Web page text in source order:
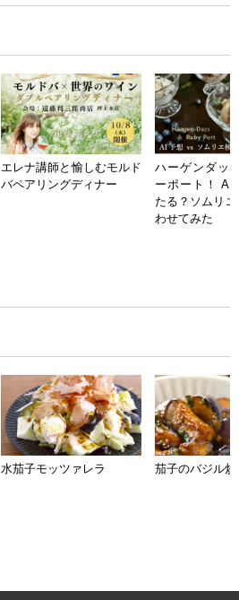
エレナ講師と愉しむモルド
バペアリングディナー
ハーゲンダッ
ーポート！ AI
たる？ソムリ
わせてみた
水茄子モッツァレラ 茄子のバジル炒